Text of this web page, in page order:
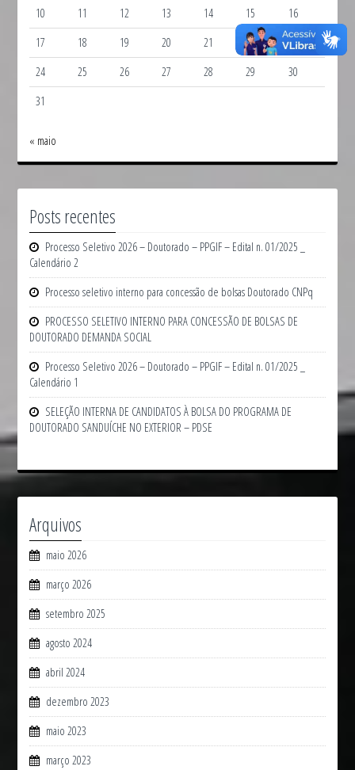
10 11 12 13 14 15
16
17
18 19 20 21 22
23
24
25 26 27 28 29
30
31
« maio
Posts recentes
Processo Seletivo 2026 – Doutorado – PPGIF – Edital n. 01/2025 _
Calendário 2
Processo seletivo interno para concessão de bolsas Doutorado CNPq
PROCESSO SELETIVO INTERNO PARA CONCESSÃO DE BOLSAS DE
DOUTORADO DEMANDA SOCIAL
Processo Seletivo 2026 – Doutorado – PPGIF – Edital n. 01/2025 _
Calendário 1
SELEÇÃO INTERNA DE CANDIDATOS À BOLSA DO PROGRAMA DE
DOUTORADO SANDUÍCHE NO EXTERIOR – PDSE
Arquivos
maio 2026
março 2026
setembro 2025
agosto 2024
abril 2024
dezembro 2023
maio 2023
março 2023